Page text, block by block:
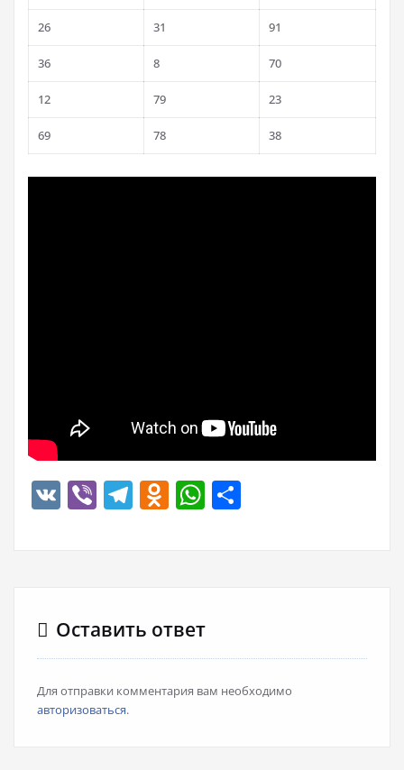
26 31 91
36 8 70
12 79 23
69 78 38
VK ViberTelegram
Odnoklassniki
WhatsApp
Оставить ответ
Для отправки комментария вам необходимо
авторизоваться.